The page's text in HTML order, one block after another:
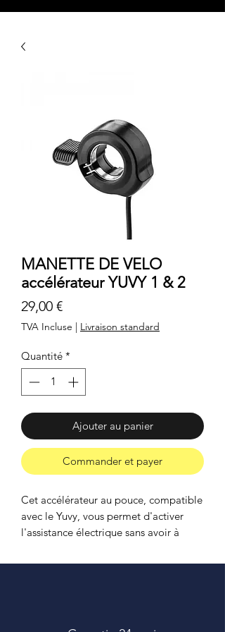
MANETTE DE VELO
accélérateur YUVY 1 & 2
29,00 €Prix
TVA Incluse | Livraison standard
Quantité *
Ajouter au panier
Commander et payer
Cet accélérateur au pouce, compatible
avec le Yuvy, vous permet d'activer
l'assistance électrique sans avoir à
également s'avérer très utile pour
convenance.